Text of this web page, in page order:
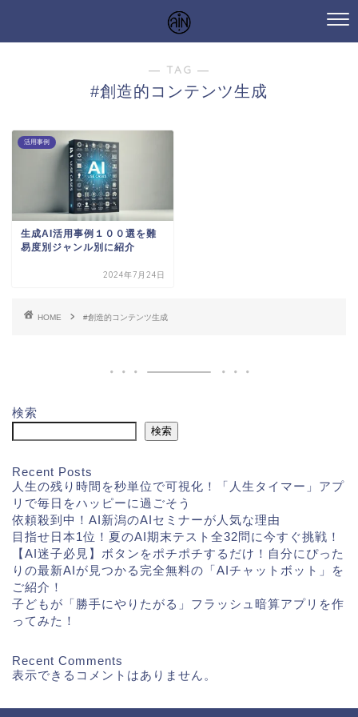
― TAG ―
#創造的コンテンツ生成
活用事例
生成AI活用事例１００選を難
易度別ジャンル別に紹介
2024年7月24日
HOME #創造的コンテンツ生成
検索
検索
Recent Posts
人生の残り時間を秒単位で可視化！「人生タイマー」アプ
リで毎日をハッピーに過ごそう
依頼殺到中！AI新潟のAIセミナーが人気な理由
目指せ日本1位！夏のAI期末テスト全32問に今すぐ挑戦！
【AI迷子必見】ボタンをポチポチするだけ！自分にぴった
りの最新AIが見つかる完全無料の「AIチャットボット」を
ご紹介！
子どもが「勝手にやりたがる」フラッシュ暗算アプリを作
ってみた！
Recent Comments
表示できるコメントはありません。